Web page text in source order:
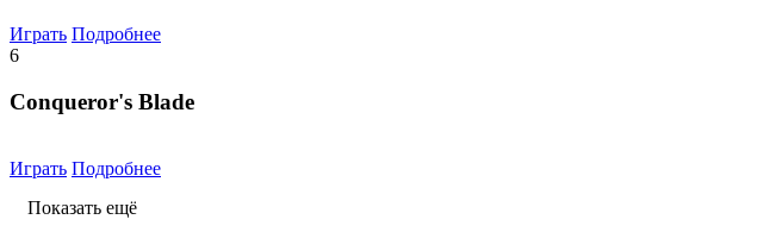
Играть Подробнее
6
Conqueror's Blade
Играть Подробнее
Показать ещё